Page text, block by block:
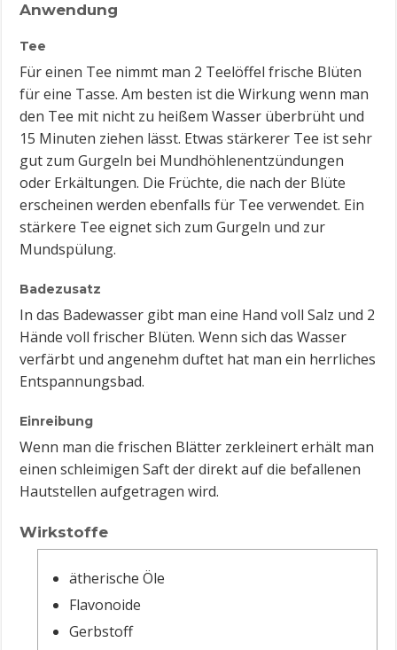
Anwendung
Tee
Für einen Tee nimmt man 2 Teelöffel frische Blüten
für eine Tasse. Am besten ist die Wirkung wenn man
den Tee mit nicht zu heißem Wasser überbrüht und
15 Minuten ziehen lässt. Etwas stärkerer Tee ist sehr
gut zum Gurgeln bei Mundhöhlenentzündungen
oder Erkältungen. Die Früchte, die nach der Blüte
erscheinen werden ebenfalls für Tee verwendet. Ein
stärkere Tee eignet sich zum Gurgeln und zur
Mundspülung.
Badezusatz
In das Badewasser gibt man eine Hand voll Salz und 2
Hände voll frischer Blüten. Wenn sich das Wasser
verfärbt und angenehm duftet hat man ein herrliches
Entspannungsbad.
Einreibung
Wenn man die frischen Blätter zerkleinert erhält man
einen schleimigen Saft der direkt auf die befallenen
Hautstellen aufgetragen wird.
Wirkstoffe
ätherische Öle
Flavonoide
Gerbstoff